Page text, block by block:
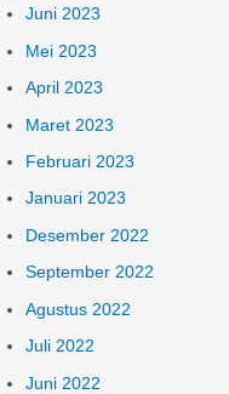
Juni 2023
Mei 2023
April 2023
Maret 2023
Februari 2023
Januari 2023
Desember 2022
September 2022
Agustus 2022
Juli 2022
Juni 2022